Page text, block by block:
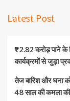
Latest Post
₹2.82 करोड़ पाने के
कार्यक्रमों से जुड़ा
तेज बारिश और घना
48 साल की कमला